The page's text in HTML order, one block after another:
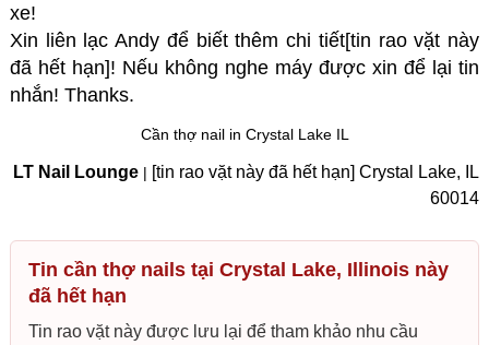
xe!
Xin liên lạc Andy để biết thêm chi tiết[tin rao vặt này
đã hết hạn]! Nếu không nghe máy được xin để lại tin
nhắn! Thanks.
Cần thợ nail in Crystal Lake IL
LT Nail Lounge​ | [tin rao vặt này đã hết hạn] Crystal Lake, IL
60014
Tin cần thợ nails tại Crystal Lake, Illinois này
đã hết hạn
Tin rao vặt này được lưu lại để tham khảo nhu cầu